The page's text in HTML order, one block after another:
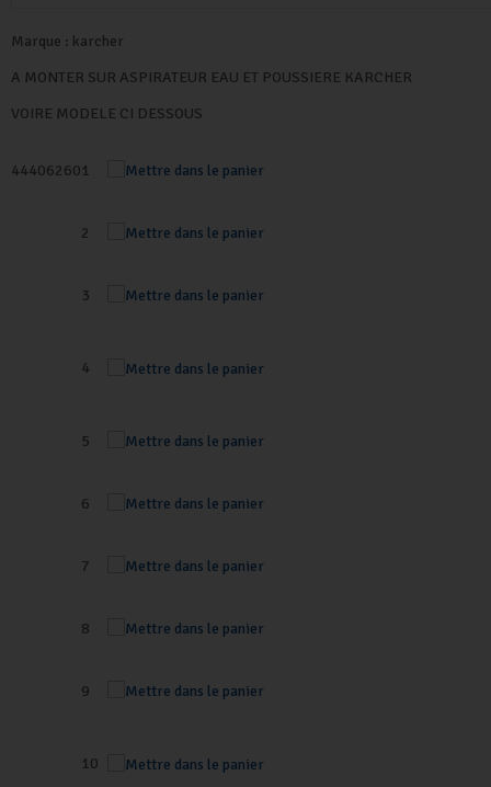
Marque : karcher
A MONTER SUR ASPIRATEUR EAU ET POUSSIERE KARCHER
VOIRE MODELE CI DESSOUS
444062601
2
3
4
5
6
7
8
9
10